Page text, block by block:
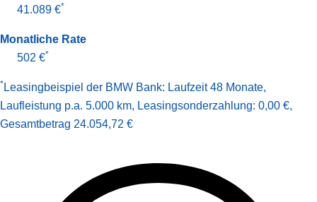
41.089 €*
Monatliche Rate
502 €*
* Leasingbeispiel der BMW Bank: Laufzeit 48 Monate,
Laufleistung p.a. 5.000 km, Leasingsonderzahlung: 0,00 €,
Gesamt­betrag 24.054,72 €